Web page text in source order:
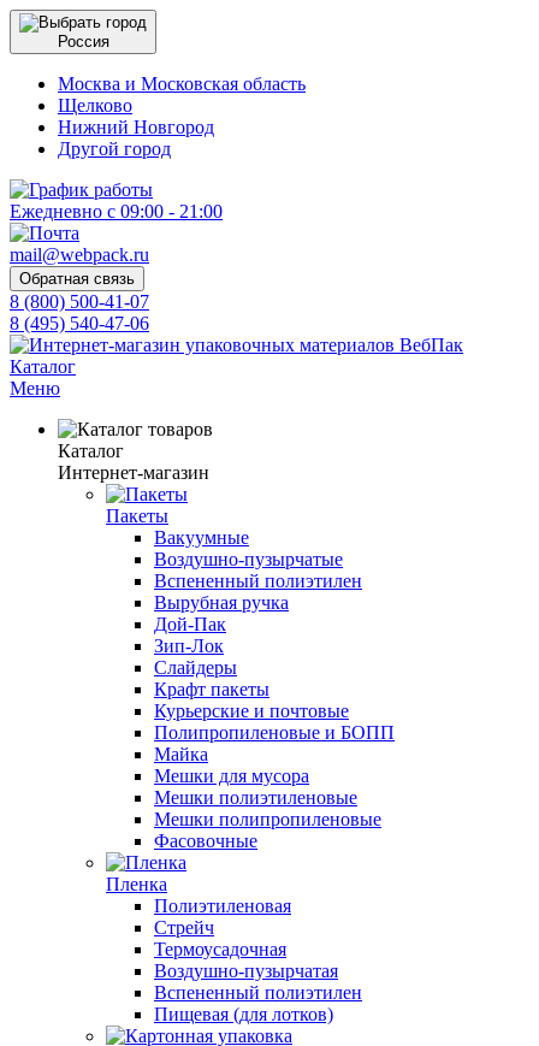
Россия
Москва и Московская область
Щелково
Нижний Новгород
Другой город
Ежедневно с 09:00 - 21:00
mail@webpack.ru
Обратная связь
8 (800) 500-41-07
8 (495) 540-47-06
Каталог
Меню
Каталог
Интернет-магазин
Пакеты
Вакуумные
Воздушно-пузырчатые
Вспененный полиэтилен
Вырубная ручка
Дой-Пак
Зип-Лок
Слайдеры
Крафт пакеты
Курьерские и почтовые
Полипропиленовые и БОПП
Майка
Мешки для мусора
Мешки полиэтиленовые
Мешки полипропиленовые
Фасовочные
Пленка
Полиэтиленовая
Стрейч
Термоусадочная
Воздушно-пузырчатая
Вспененный полиэтилен
Пищевая (для лотков)